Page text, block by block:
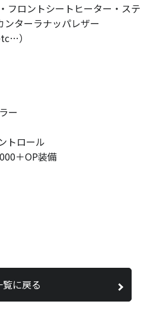
フロントシートヒーター・ステ
ターラナッパレザー
）
ー
トロール
＋OP装備
覧に戻る